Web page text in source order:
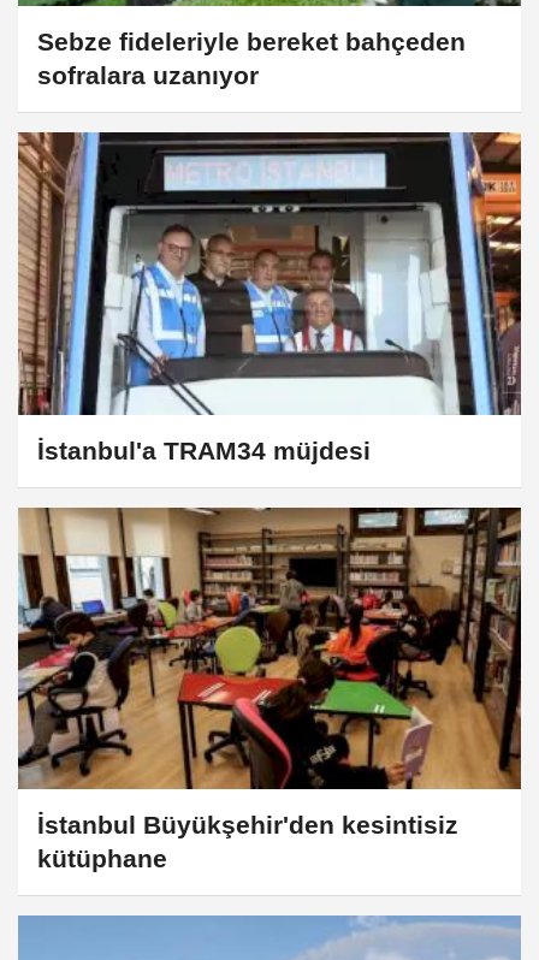
Sebze fideleriyle bereket bahçeden
sofralara uzanıyor
İstanbul'a TRAM34 müjdesi
İstanbul Büyükşehir'den kesintisiz
kütüphane